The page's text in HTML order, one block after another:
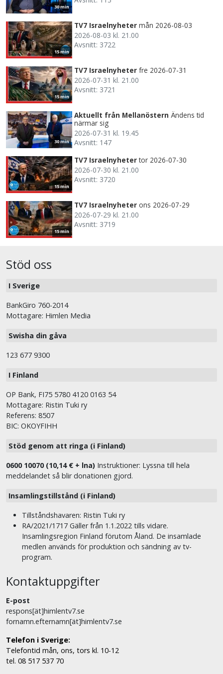
30 min
15 min
TV7 Israelnyheter mån 2026-08-03
2026-08-03 kl. 21.00
Avsnitt: 3722
15 min
TV7 Israelnyheter fre 2026-07-31
2026-07-31 kl. 21.00
Avsnitt: 3721
30 min
Aktuellt från Mellanöstern Ändens tid
närmar sig
2026-07-31 kl. 19.45
Avsnitt: 147
15 min
TV7 Israelnyheter tor 2026-07-30
2026-07-30 kl. 21.00
Avsnitt: 3720
15 min
TV7 Israelnyheter ons 2026-07-29
2026-07-29 kl. 21.00
Avsnitt: 3719
Stöd oss
I Sverige
BankGiro 760-2014
Mottagare: Himlen Media
Swisha din gåva
123 677 9300
I Finland
OP Bank, FI75 5780 4120 0163 54
Mottagare: Ristin Tuki ry
Referens: 8507
BIC: OKOYFIHH
Stöd genom att ringa (i Finland)
0600 10070 (10,14 € + lna) Instruktioner: Lyssna till hela
meddelandet så blir donationen gjord.
Insamlingstillstånd (i Finland)
Tillståndshavaren: Ristin Tuki ry
RA/2021/1717 Gäller från 1.1.2022 tills vidare.
Insamlingsregion Finland förutom Åland. De insamlade
medlen används för produktion och sändning av tv-
program.
Kontaktuppgifter
E-post
respons[ät]himlentv7.se
fornamn.efternamn[ät]himlentv7.se
Telefon i Sverige:
Telefontid mån, ons, tors kl. 10-12
tel. 08 517 537 70